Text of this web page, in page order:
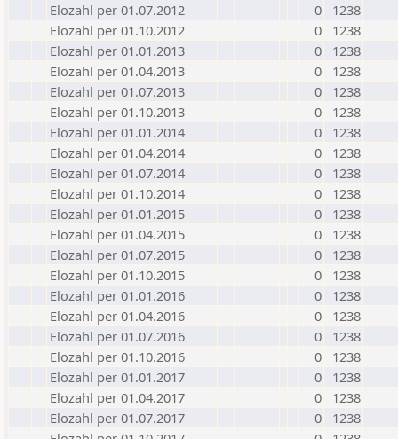
Elozahl per 01.07.2012
0
1238
Elozahl per 01.10.2012
0
1238
Elozahl per 01.01.2013
0
1238
Elozahl per 01.04.2013
0
1238
Elozahl per 01.07.2013
0
1238
Elozahl per 01.10.2013
0
1238
Elozahl per 01.01.2014
0
1238
Elozahl per 01.04.2014
0
1238
Elozahl per 01.07.2014
0
1238
Elozahl per 01.10.2014
0
1238
Elozahl per 01.01.2015
0
1238
Elozahl per 01.04.2015
0
1238
Elozahl per 01.07.2015
0
1238
Elozahl per 01.10.2015
0
1238
Elozahl per 01.01.2016
0
1238
Elozahl per 01.04.2016
0
1238
Elozahl per 01.07.2016
0
1238
Elozahl per 01.10.2016
0
1238
Elozahl per 01.01.2017
0
1238
Elozahl per 01.04.2017
0
1238
Elozahl per 01.07.2017
0
1238